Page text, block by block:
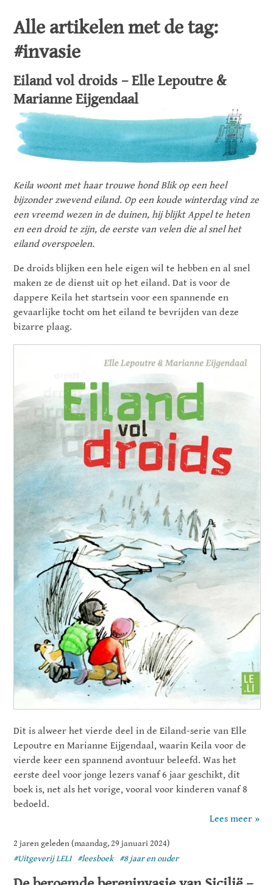
Alle artikelen met de tag:
#invasie
Eiland vol droids – Elle Lepoutre &
Marianne Eijgendaal
Keila woont met haar trouwe hond Blik op een heel
bijzonder zwevend eiland. Op een koude winterdag vind ze
een vreemd wezen in de duinen, hij blijkt Appel te heten
en een droid te zijn, de eerste van velen die al snel het
eiland overspoelen.
De droids blijken een hele eigen wil te hebben en al snel
maken ze de dienst uit op het eiland. Dat is voor de
dappere Keila het startsein voor een spannende en
gevaarlijke tocht om het eiland te bevrijden van deze
bizarre plaag.
Dit is alweer het vierde deel in de Eiland-serie van Elle
Lepoutre en Marianne Eijgendaal, waarin Keila voor de
vierde keer een spannend avontuur beleefd. Was het
eerste deel voor jonge lezers vanaf 6 jaar geschikt, dit
boek is, net als het vorige, vooral voor kinderen vanaf 8
bedoeld.
Lees meer »
2 jaren geleden (maandag, 29 januari 2024)
#Uitgeverij LELI
#leesboek #8 jaar en ouder